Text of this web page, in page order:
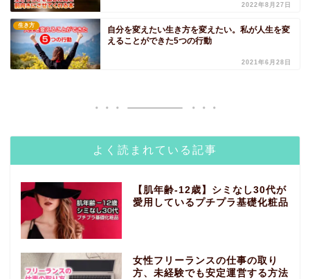
2022年8月27日
生き方
自分を変えたい生き方を変えたい。私が人生を変
えることができた5つの行動
2021年6月28日
よく読まれている記事
【肌年齢-12歳】シミなし30代が
愛用しているプチプラ基礎化粧品
女性フリーランスの仕事の取り
方、未経験でも安定運営する方法